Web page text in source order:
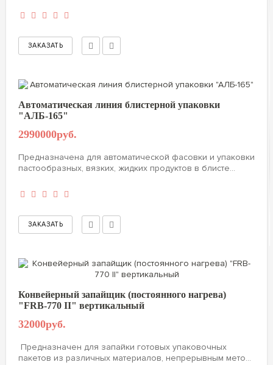
Автоматическая линия блистерной упаковки
"АЛБ-165"
2990000руб.
Предназначена для автоматической фасовки и упаковки
пастообразных, вязких, жидких продуктов в блисте...
Конвейерный запайщик (постоянного нагрева)
"FRB-770 II" вертикальный
32000руб.
Предназначен для запайки готовых упаковочных
пакетов из различных материалов, непрерывным мето...